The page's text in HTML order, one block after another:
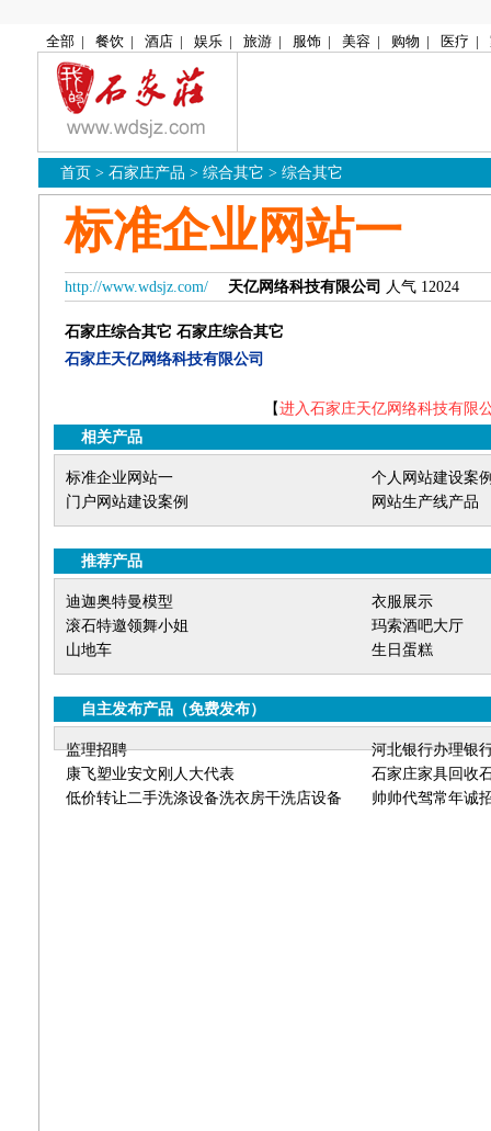
全部 | 餐饮 | 酒店 | 娱乐 | 旅游 | 服饰 | 美容 | 购物 | 医疗 |
首页 > 石家庄产品 > 综合其它 > 综合其它
标准企业网站一
http://www.wdsjz.com/ 天亿网络科技有限公司 人气 12024
石家庄综合其它 石家庄综合其它
石家庄天亿网络科技有限公司
【进入石家庄天亿网络科技有限
相关产品
标准企业网站一
个人网站建设案
门户网站建设案例
网站生产线产品
推荐产品
迪迦奥特曼模型
衣服展示
滚石特邀领舞小姐
玛索酒吧大厅
山地车
生日蛋糕
自主发布产品（免费发布）
监理招聘
河北银行办理银
康飞塑业安文刚人大代表
石家庄家具回收
床回收石家庄实
低价转让二手洗涤设备洗衣房干洗店设备 帅帅代驾常年诚